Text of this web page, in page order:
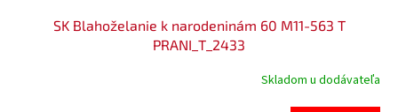
SK Blahoželanie k narodeninám 60 M11-563 T
PRANI_T_2433
Skladom u dodávateľa